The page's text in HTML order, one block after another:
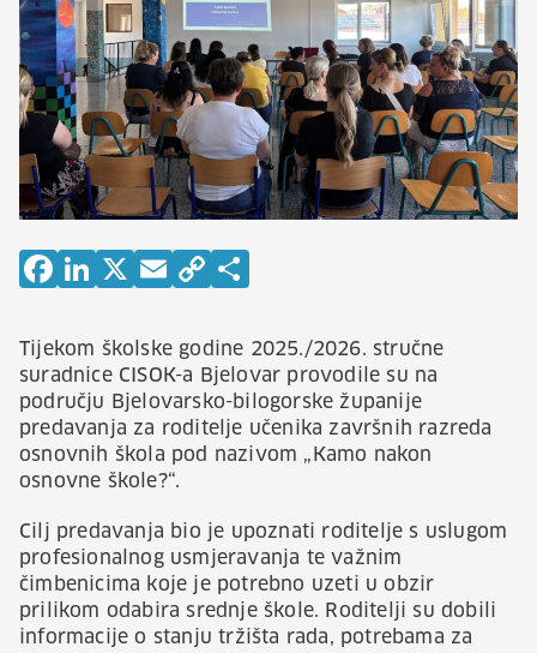
Tijekom školske godine 2025./2026. stručne
suradnice CISOK-a Bjelovar provodile su na
području Bjelovarsko-bilogorske županije
predavanja za roditelje učenika završnih razreda
osnovnih škola pod nazivom „Kamo nakon
osnovne škole?“.
Cilj predavanja bio je upoznati roditelje s uslugom
profesionalnog usmjeravanja te važnim
čimbenicima koje je potrebno uzeti u obzir
prilikom odabira srednje škole. Roditelji su dobili
informacije o stanju tržišta rada, potrebama za